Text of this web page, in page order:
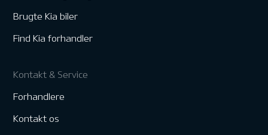
Brugte Kia biler
Find Kia forhandler
Kontakt & Service
Forhandlere
Kontakt os